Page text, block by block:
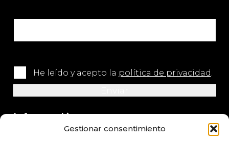
Gestionar consentimiento
He leído y acepto la política de privacidad.
Información